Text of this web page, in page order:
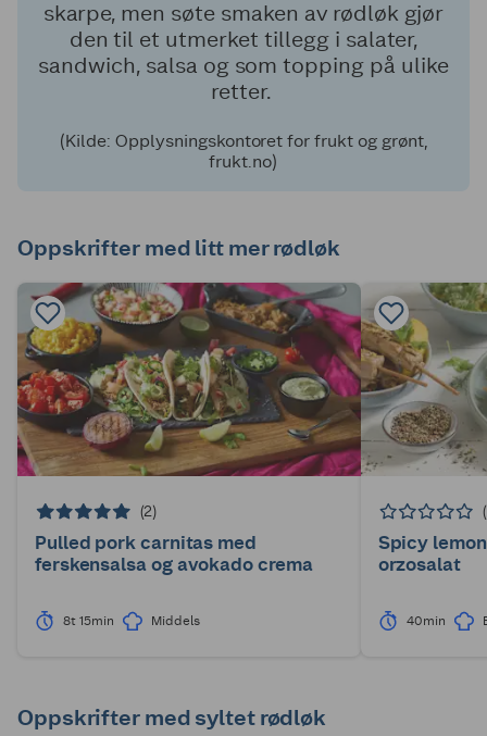
skarpe, men søte smaken av rødløk gjør
den til et utmerket tillegg i salater,
sandwich, salsa og som topping på ulike
retter.
(Kilde: Opplysningskontoret for frukt og grønt,
frukt.no)
Oppskrifter med litt mer rødløk
(2)
Pulled pork carnitas med
ferskensalsa og avokado crema
8t 15min Middels
Spicy
orzosalat
40min
Oppskrifter med syltet rødløk